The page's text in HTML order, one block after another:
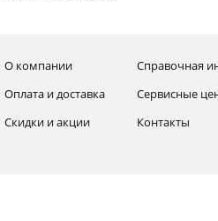
О компании
Оплата и доставка
Скидки и акции
Справочная
Сервисные
Контакты